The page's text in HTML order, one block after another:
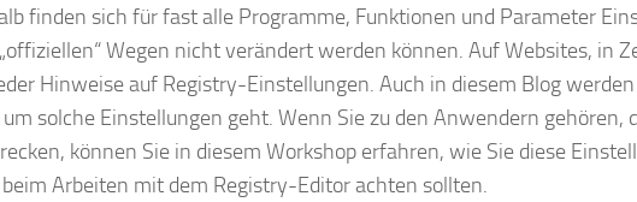
finden sich für fast alle Programme, Funktionen und Parameter
Wegen nicht verändert werden können. Auf Websites, in
Hinweise auf Registry-Einstellungen. Auch in diesem Blog
solche Einstellungen geht. Wenn Sie zu den Anwendern gehören,
können Sie in diesem Workshop erfahren, wie Sie diese
Arbeiten mit dem Registry-Editor achten sollten.